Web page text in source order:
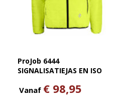
ProJob 6444
SIGNALISATIEJAS EN ISO
Vanaf € 98,95